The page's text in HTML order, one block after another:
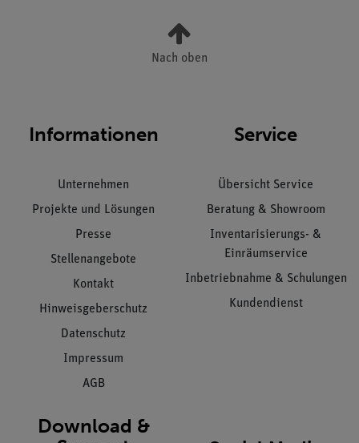
Nach oben
Informationen
Unternehmen
Projekte und Lösungen
Presse
Stellenangebote
Kontakt
Hinweisgeberschutz
Datenschutz
Impressum
AGB
Service
Übersicht Service
Beratung & Showroom
Inventarisierungs- &
Einräumservice
Inbetriebnahme & Schulungen
Kundendienst
Download &